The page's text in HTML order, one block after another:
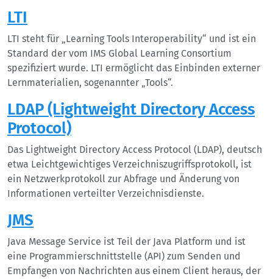
LTI
LTI steht für „Learning Tools Interoperability“ und ist ein
Standard der vom IMS Global Learning Consortium
spezifiziert wurde. LTI ermöglicht das Einbinden externer
Lernmaterialien, sogenannter „Tools“.
LDAP (Lightweight Directory Access
Protocol)
Das Lightweight Directory Access Protocol (LDAP), deutsch
etwa Leichtgewichtiges Verzeichniszugriffsprotokoll, ist
ein Netzwerkprotokoll zur Abfrage und Änderung von
Informationen verteilter Verzeichnisdienste.
JMS
Java Message Service ist Teil der Java Platform und ist
eine Programmierschnittstelle (API) zum Senden und
Empfangen von Nachrichten aus einem Client heraus, der